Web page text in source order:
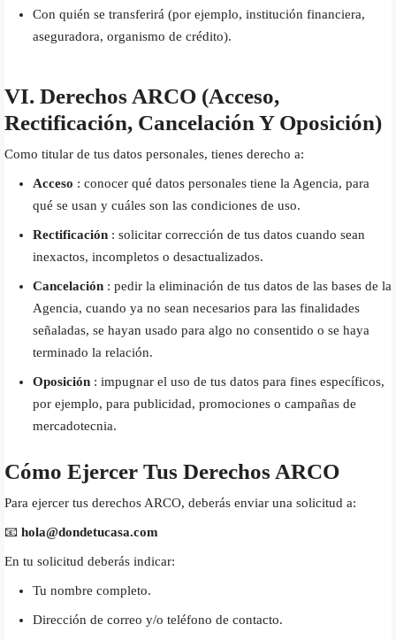
Con quién se transferirá (por ejemplo, institución financiera,
aseguradora, organismo de crédito).
VI. Derechos ARCO (acceso,
Rectificación, Cancelación Y Oposición)
Como titular de tus datos personales, tienes derecho a:
Acceso : conocer qué datos personales tiene la Agencia, para
qué se usan y cuáles son las condiciones de uso.
Rectificación : solicitar corrección de tus datos cuando sean
inexactos, incompletos o desactualizados.
Cancelación : pedir la eliminación de tus datos de las bases de la
Agencia, cuando ya no sean necesarios para las finalidades
señaladas, se hayan usado para algo no consentido o se haya
terminado la relación.
Oposición : impugnar el uso de tus datos para fines específicos,
por ejemplo, para publicidad, promociones o campañas de
mercadotecnia.
Cómo Ejercer Tus Derechos ARCO
Para ejercer tus derechos ARCO, deberás enviar una solicitud a:
📧 hola@dondetucasa.com
En tu solicitud deberás indicar:
Tu nombre completo.
Dirección de correo y/o teléfono de contacto.